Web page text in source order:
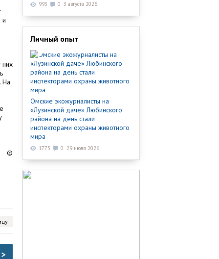
и
них
На
©
>
993 0 3 августа 2026
Личный опыт
Омские экожурналисты на
«Лузинской даче» Любинского
района на день стали
инспекторами охраны животного
мира
1773 0 29 июля 2026